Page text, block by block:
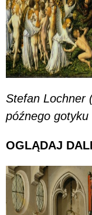
Stefan Lochner
późnego gotyku
OGLĄDAJ